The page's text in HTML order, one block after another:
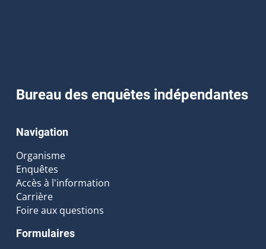
Bureau des enquêtes indépendantes
Navigation
Organisme
Enquêtes
Accès à l'information
Carrière
Foire aux questions
Formulaires